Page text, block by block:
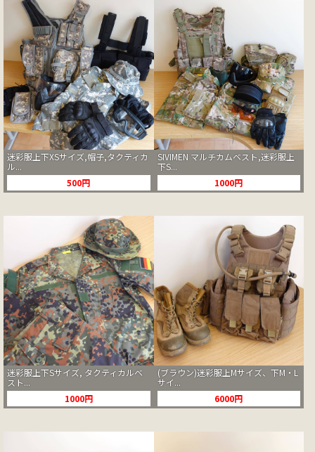
迷彩服上下XSサイズ,帽子,タクティカ
ル...
500円
SIVIMEN マルチカムベスト,迷彩服上
下S...
1000円
迷彩服上下Sサイズ, タクティカルベ
スト...
1000円
(ブラウン)迷彩服上Mサイズ、下M・L
サイ...
6000円